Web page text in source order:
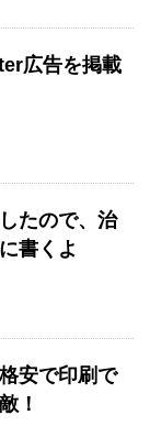
広告を掲載
たので、治
書くよ
安で印刷で
！